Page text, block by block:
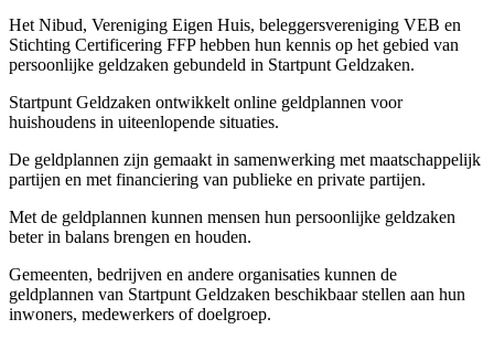
Het Nibud, Vereniging Eigen Huis, beleggersvereniging VEB en
Stichting Certificering FFP hebben hun kennis op het gebied van
persoonlijke geldzaken gebundeld in Startpunt Geldzaken.
Startpunt Geldzaken ontwikkelt online geldplannen voor
huishoudens in uiteenlopende situaties.
De geldplannen zijn gemaakt in samenwerking met maatschappelijk
partijen en met financiering van publieke en private partijen.
Met de geldplannen kunnen mensen hun persoonlijke geldzaken
beter in balans brengen en houden.
Gemeenten, bedrijven en andere organisaties kunnen de
geldplannen van Startpunt Geldzaken beschikbaar stellen aan hun
inwoners, medewerkers of doelgroep.